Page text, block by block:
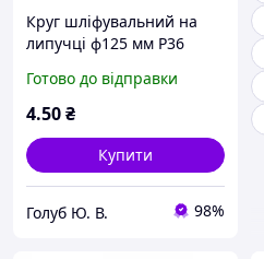
Круг шліфувальний на
липучці ф125 мм Р36
Готово до відправки
4.50₴
Купити
Голуб Ю. В. 98%